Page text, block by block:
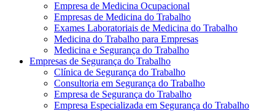
Empresa de Medicina Ocupacional
Empresas de Medicina do Trabalho
Exames Laboratoriais de Medicina do Trabalho
Medicina do Trabalho para Empresas
Medicina e Segurança do Trabalho
Empresas de Segurança do Trabalho
Clínica de Segurança do Trabalho
Consultoria em Segurança do Trabalho
Empresa de Segurança do Trabalho
Empresa Especializada em Segurança do Trabalho